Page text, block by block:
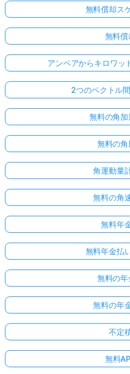
無料償却ス
無料
アンペアからキロワッ
2つのベクトル
無料の角
無料の
角運動量
無料の角
無料年
無料年金払
無料の
無料の年
不定
無料